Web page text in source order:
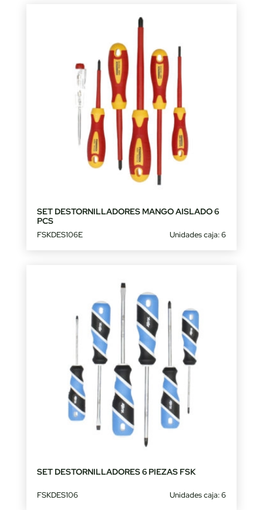
SET DESTORNILLADORES MANGO AISLADO 6
PCS
FSKDES106E Unidades caja: 6
SET DESTORNILLADORES 6 PIEZAS FSK
FSKDES106 Unidades caja: 6